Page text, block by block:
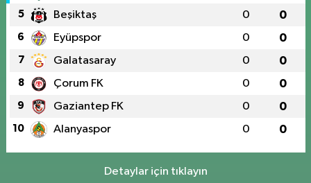
5 Beşiktaş 0 0
6 Eyüpspor 0 0
7 Galatasaray 0 0
8 Çorum FK 0 0
9 Gaziantep FK 0 0
10 Alanyaspor 0 0
Detaylar için tıklayın